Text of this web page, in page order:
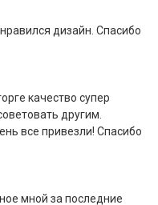
дизайн. Спасибо
качество супер
другим.
все привезли! Спасибо
мной за последние